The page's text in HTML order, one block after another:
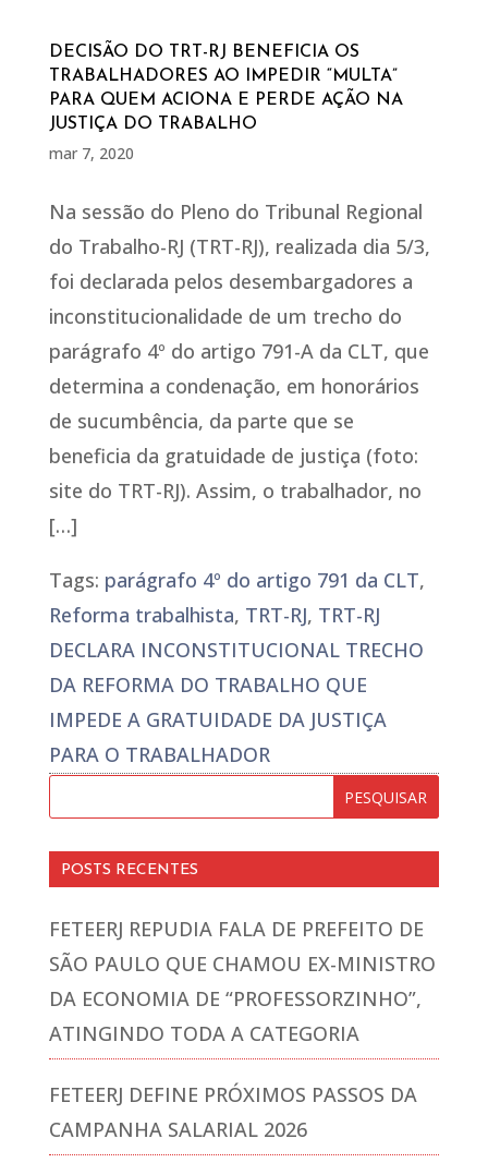
DECISÃO DO TRT-RJ BENEFICIA OS
TRABALHADORES AO IMPEDIR “MULTA”
PARA QUEM ACIONA E PERDE AÇÃO NA
JUSTIÇA DO TRABALHO
mar 7, 2020
Na sessão do Pleno do Tribunal Regional
do Trabalho-RJ (TRT-RJ), realizada dia 5/3,
foi declarada pelos desembargadores a
inconstitucionalidade de um trecho do
parágrafo 4º do artigo 791-A da CLT, que
determina a condenação, em honorários
de sucumbência, da parte que se
beneficia da gratuidade de justiça (foto:
site do TRT-RJ). Assim, o trabalhador, no
[…]
Tags: parágrafo 4º do artigo 791 da CLT,
Reforma trabalhista, TRT-RJ, TRT-RJ
DECLARA INCONSTITUCIONAL TRECHO
DA REFORMA DO TRABALHO QUE
IMPEDE A GRATUIDADE DA JUSTIÇA
PARA O TRABALHADOR
POSTS RECENTES
FETEERJ REPUDIA FALA DE PREFEITO DE
SÃO PAULO QUE CHAMOU EX-MINISTRO
DA ECONOMIA DE “PROFESSORZINHO”,
ATINGINDO TODA A CATEGORIA
FETEERJ DEFINE PRÓXIMOS PASSOS DA
CAMPANHA SALARIAL 2026